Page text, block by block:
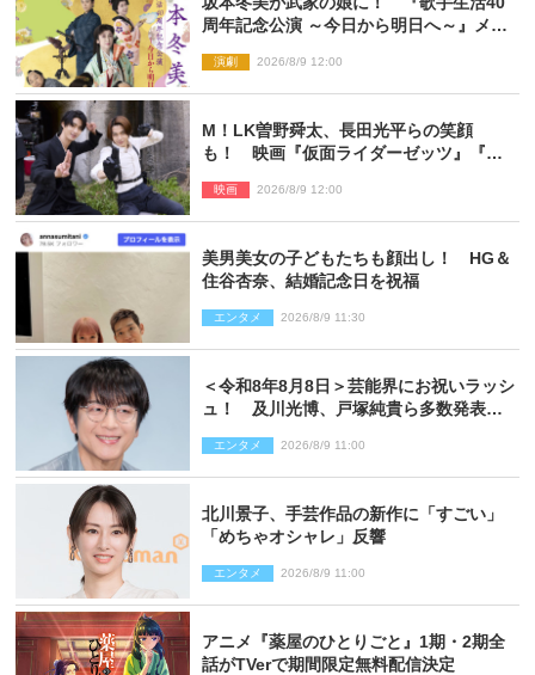
周年記念公演 ～今日から明日へ～』メイ
演劇 2026/8/9 12:00
M！LK曽野舜太、長田光平らの笑顔
も！ 映画『仮面ライダーゼッツ』『超
ショット到着
映画 2026/8/9 12:00
美男美女の子どもたちも顔出し！ HG＆
住谷杏奈、結婚記念日を祝福
エンタメ 2026/8/9 11:30
＜令和8年8月8日＞芸能界にお祝いラッシ
ュ！ 及川光博、戸塚純貴ら多数発表結
エンタメ 2026/8/9 11:00
北川景子、手芸作品の新作に「すごい」
「めちゃオシャレ」反響
エンタメ 2026/8/9 11:00
アニメ『薬屋のひとりごと』1期・2期全
話がTVerで期間限定無料配信決定